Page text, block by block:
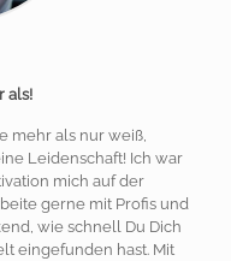
als!
mehr als nur weiß,
Leidenschaft! Ich war
mich auf der
gerne mit Profis und
wie schnell Du Dich
eingefunden hast. Mit